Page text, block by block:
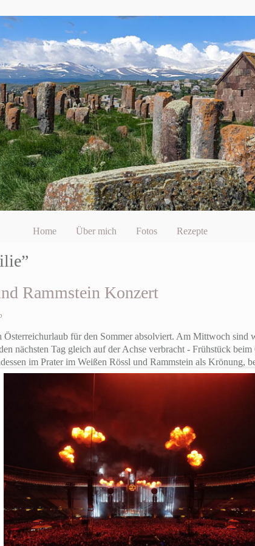
Home Über mich Fotos Rezepte
Rammstein Konzert
Österreichurlaub für den Sommer absolviert. Am Mittwoch sind
nächsten Tag gleich auf der Achse verbracht - Frühstück
im Prater im Weißen Rössl und Rammstein als Krönung,